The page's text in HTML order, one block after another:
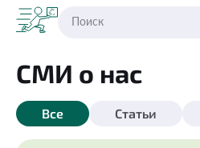
СМИ о нас
Все Статьи